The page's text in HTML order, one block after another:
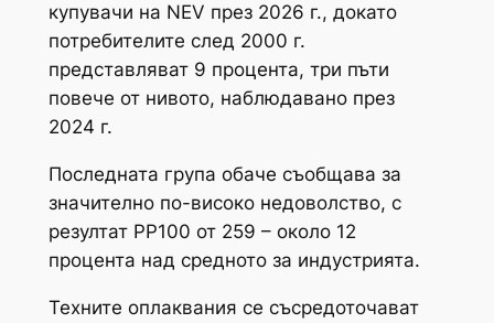
купувачи на NEV през 2026 г., докато
потребителите след 2000 г.
представляват 9 процента, три пъти
повече от нивото, наблюдавано през
2024 г.
Последната група обаче съобщава за
значително по-високо недоволство, с
резултат PP100 от 259 – около 12
процента над средното за индустрията.
Техните оплаквания се съсредоточават